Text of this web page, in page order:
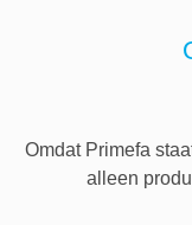
Omdat Primefa
alleen